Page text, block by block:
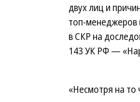
двух лиц и
топ-менеджеров
в СКР на
143 УК РФ —
«Несмотря на то